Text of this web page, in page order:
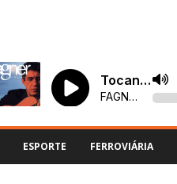
ESPORTE FERROVIÁRIA